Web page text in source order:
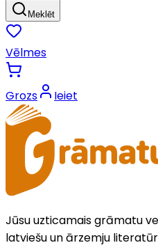
Meklēt
Vēlmes
Grozs Ieiet
Jūsu uzticamais grāmatu
latviešu un ārzemju